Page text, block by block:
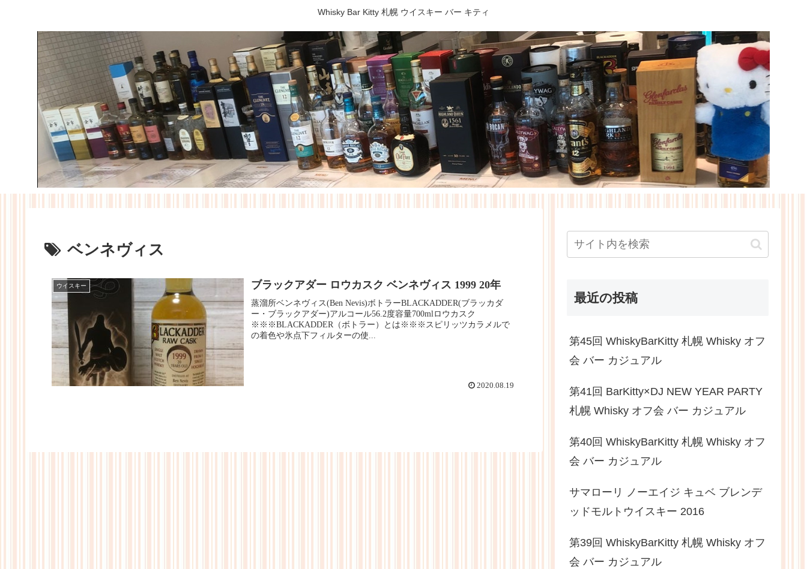
Whisky Bar Kitty 札幌 ウイスキー バー キティ
ベンネヴィス
ウイスキー ブラックアダー ロウカスク ベンネヴィス 1999 20年
蒸溜所ベンネヴィス(Ben Nevis)ボトラーBLACKADDER(ブラッカダ
ー・ブラックアダー)アルコール56.2度容量700mlロウカスク
※※※BLACKADDER（ボトラー）とは※※※スピリッツカラメルで
の着色や氷点下フィルターの使...
2020.08.19
最近の投稿
第45回 WhiskyBarKitty 札幌 Whisky オフ
会 バー カジュアル
第41回 BarKitty×DJ NEW YEAR PARTY
札幌 Whisky オフ会 バー カジュアル
第40回 WhiskyBarKitty 札幌 Whisky オフ
会 バー カジュアル
サマローリ ノーエイジ キュベ ブレンデ
ッドモルトウイスキー 2016
第39回 WhiskyBarKitty 札幌 Whisky オフ
会 バー カジュアル